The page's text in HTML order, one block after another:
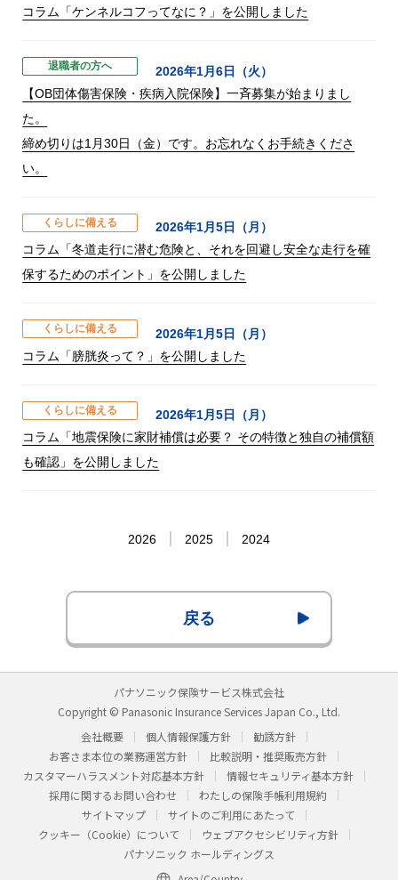
コラム「ケンネルコフってなに？」を公開しました
退職者の方へ
2026年1月6日（火）
【OB団体傷害保険・疾病入院保険】一斉募集が始まりまし
た。
締め切りは1月30日（金）です。お忘れなくお手続きくださ
い。
くらしに備える
2026年1月5日（月）
コラム「冬道走行に潜む危険と、それを回避し安全な走行を確
保するためのポイント」を公開しました
くらしに備える
2026年1月5日（月）
コラム「膀胱炎って？」を公開しました
くらしに備える
2026年1月5日（月）
コラム「地震保険に家財補償は必要？ その特徴と独自の補償額
も確認」を公開しました
2026 2025 2024
戻る
パナソニック保険サービス株式会社
Copyright © Panasonic Insurance Services Japan Co., Ltd.
会社概要
個人情報保護方針
勧誘方針
お客さま本位の業務運営方針
比較説明・推奨販売方針
カスタマーハラスメント対応基本方針
情報セキュリティ基本方針
採用に関するお問い合わせ
わたしの保険手帳利用規約
サイトマップ
サイトのご利用にあたって
クッキー（Cookie）について
ウェブアクセシビリティ方針
パナソニック ホールディングス